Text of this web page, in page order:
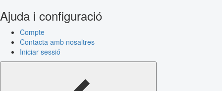
Ajuda i configuració
Compte
Contacta amb nosaltres
Iniciar sessió